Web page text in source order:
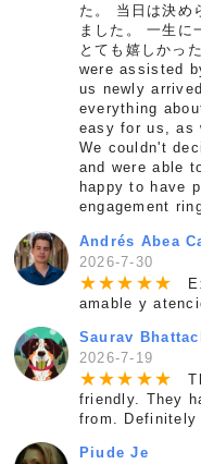
た。 当日は決め
ました。 一生に
とても嬉しかっ
were assisted
us newly
everything
easy for us, as
We couldn't
and were able
happy to have
engagement
Andrés Abea
2026-7-30
★★★ ★★
amable y
Saurav
2026-7-19
★★★ ★★
friendly. They
from. Definitely
Piude Je